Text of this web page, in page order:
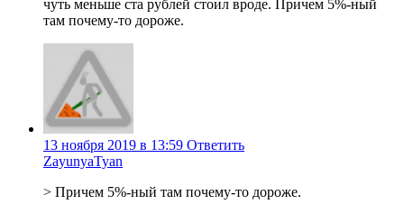
чуть меньше ста рублей стоил вроде. Причем 5%-ный
там почему-то дороже.
13 ноября 2019 в 13:59 Ответить
ZayunyaTyan
> Причем 5%-ный там почему-то дороже.